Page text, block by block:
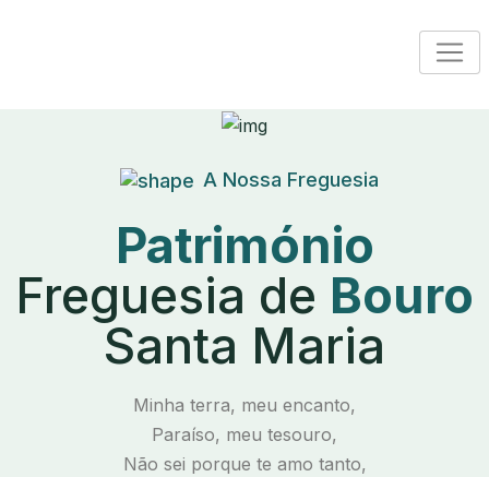
A Nossa Freguesia
Património
Freguesia de Bouro
Santa Maria
Minha terra, meu encanto,
Paraíso, meu tesouro,
Não sei porque te amo tanto,